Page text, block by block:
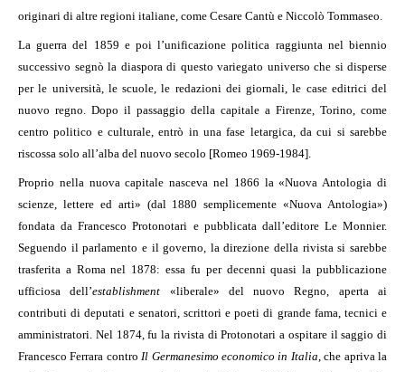
originari di altre regioni italiane, come Cesare Cantù e Niccolò Tommaseo.
La guerra del 1859 e poi l’unificazione politica raggiunta nel biennio
successivo segnò la diaspora di questo variegato universo che si disperse
per le università, le scuole, le redazioni dei giornali, le case editrici del
nuovo regno. Dopo il passaggio della capitale a Firenze, Torino, come
centro politico e culturale, entrò in una fase letargica, da cui si sarebbe
riscossa solo all’alba del nuovo secolo [Romeo 1969-1984].
Proprio nella nuova capitale nasceva nel 1866 la «Nuova Antologia di
scienze, lettere ed arti» (dal 1880 semplicemente «Nuova Antologia»)
fondata da Francesco Protonotari e pubblicata dall’editore Le Monnier.
Seguendo il parlamento e il governo, la direzione della rivista si sarebbe
trasferita a Roma nel 1878: essa fu per decenni quasi la pubblicazione
ufficiosa dell’establishment «liberale» del nuovo Regno, aperta ai
contributi di deputati e senatori, scrittori e poeti di grande fama, tecnici e
amministratori. Nel 1874, fu la rivista di Protonotari a ospitare il saggio di
Francesco Ferrara contro Il Germanesimo economico in Italia , che apriva la